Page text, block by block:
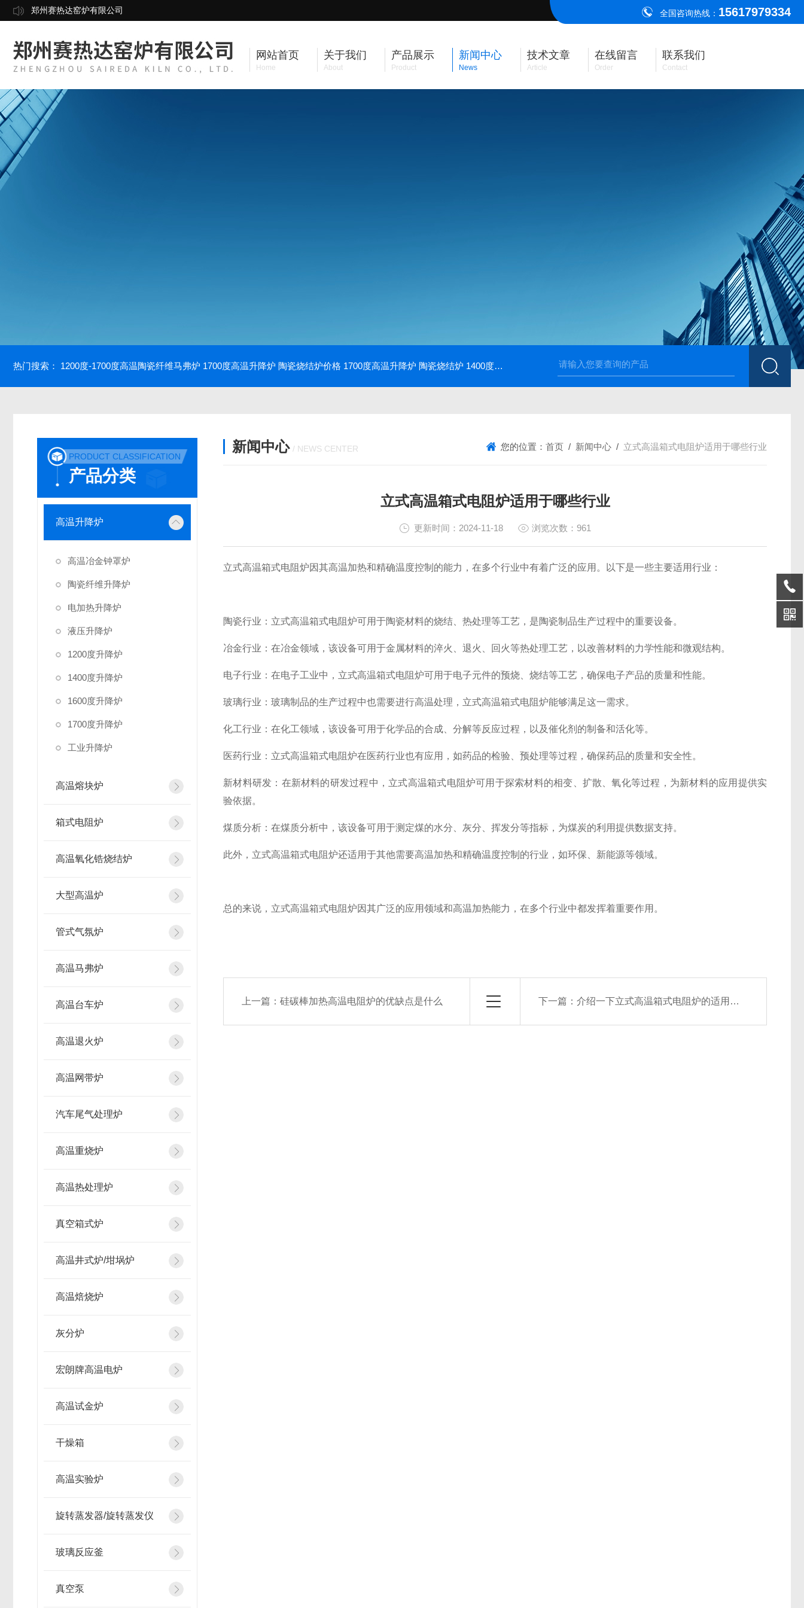
郑州赛热达窑炉有限公司 全国咨询热线： 15617979334
网站首页
Home
关于我们
About
产品展示
Product
新闻中心
News
技术文章
Article
在线留言
Order
联系我们
Contact
热门搜索： 1200度-1700度高温陶瓷纤维马弗炉 1700度高温升降炉 陶瓷烧结炉价格 1700度高温升降炉 陶瓷烧结炉 1400度电动升降炉 实验室使用 高温烧结升降炉 可四面加热 1700度升降式马弗炉 烧
PRODUCT CLASSIFICATION
产品分类
高温升降炉
高温冶金钟罩炉
陶瓷纤维升降炉
电加热升降炉
液压升降炉
1200度升降炉
1400度升降炉
1600度升降炉
1700度升降炉
工业升降炉
高温熔块炉
箱式电阻炉
高温氧化锆烧结炉
大型高温炉
管式气氛炉
高温马弗炉
高温台车炉
高温退火炉
高温网带炉
汽车尾气处理炉
高温重烧炉
高温热处理炉
真空箱式炉
高温井式炉/坩埚炉
高温焙烧炉
灰分炉
宏朗牌高温电炉
高温试金炉
干燥箱
高温实验炉
旋转蒸发器/旋转蒸发仪
玻璃反应釜
真空泵
新闻中心 / NEWS CENTER 您的位置： 首页 / 新闻中心 / 立式高温箱式电阻炉适用于哪些行业
立式高温箱式电阻炉适用于哪些行业
更新时间：2024-11-18 浏览次数：961
立式高温箱式电阻炉因其高温加热和精确温度控制的能力，在多个行业中有着广泛的应用。以下是一些主要适用行业：
陶瓷行业：立式高温箱式电阻炉可用于陶瓷材料的烧结、热处理等工艺，是陶瓷制品生产过程中的重要设备。
冶金行业：在冶金领域，该设备可用于金属材料的淬火、退火、回火等热处理工艺，以改善材料的力学性能和微观结构。
电子行业：在电子工业中，立式高温箱式电阻炉可用于电子元件的预烧、烧结等工艺，确保电子产品的质量和性能。
玻璃行业：玻璃制品的生产过程中也需要进行高温处理，立式高温箱式电阻炉能够满足这一需求。
化工行业：在化工领域，该设备可用于化学品的合成、分解等反应过程，以及催化剂的制备和活化等。
医药行业：立式高温箱式电阻炉在医药行业也有应用，如药品的检验、预处理等过程，确保药品的质量和安全性。
新材料研发：在新材料的研发过程中，立式高温箱式电阻炉可用于探索材料的相变、扩散、氧化等过程，为新材料的应用提供实
验依据。
煤质分析：在煤质分析中，该设备可用于测定煤的水分、灰分、挥发分等指标，为煤炭的利用提供数据支持。
此外，立式高温箱式电阻炉还适用于其他需要高温加热和精确温度控制的行业，如环保、新能源等领域。
总的来说，立式高温箱式电阻炉因其广泛的应用领域和高温加热能力，在多个行业中都发挥着重要作用。
上一篇：硅碳棒加热高温电阻炉的优缺点是什么 下一篇： 介绍一下立式高温箱式电阻炉的适用范围